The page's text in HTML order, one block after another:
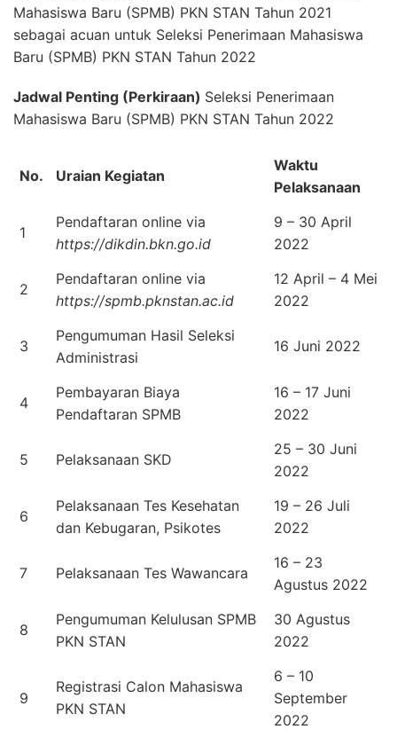
Mahasiswa Baru (SPMB) PKN STAN Tahun 2021
sebagai acuan untuk Seleksi Penerimaan Mahasiswa
Baru (SPMB) PKN STAN Tahun 2022
Jadwal Penting (Perkiraan) Seleksi Penerimaan
Mahasiswa Baru (SPMB) PKN STAN Tahun 2022
No. Uraian Kegiatan
Waktu
Pelaksanaan
1
Pendaftaran online via
https://dikdin.bkn.go.id
9 – 30 April
2022
2
Pendaftaran online via
https://spmb.pknstan.ac.id
12 April – 4 Mei
2022
3
Pengumuman Hasil Seleksi
Administrasi
16 Juni 2022
4
Pembayaran Biaya
Pendaftaran SPMB
16 – 17 Juni
2022
5 Pelaksanaan SKD
25 – 30 Juni
2022
6
Pelaksanaan Tes Kesehatan
dan Kebugaran, Psikotes
19 – 26 Juli
2022
7 Pelaksanaan Tes Wawancara
16 – 23
Agustus 2022
8
Pengumuman Kelulusan SPMB
PKN STAN
30 Agustus
2022
9
Registrasi Calon Mahasiswa
PKN STAN
6 – 10
September
2022